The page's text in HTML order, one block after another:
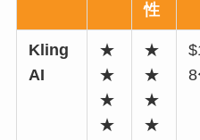
性
Kling
AI
★
★
★
★
★
★
★
★